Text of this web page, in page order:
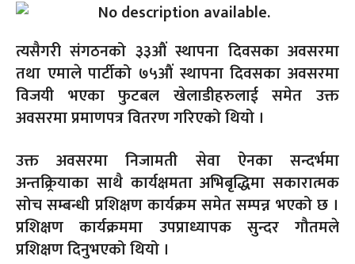
त्यसैगरी संगठनको ३३औं स्थापना दिवसका अवसरमा
तथा एमाले पार्टीको ७५औं स्थापना दिवसका अवसरमा
विजयी भएका फुटबल खेलाडीहरुलाई समेत उक्त
अवसरमा प्रमाणपत्र वितरण गरिएको थियो ।
उक्त अवसरमा निजामती सेवा ऐनका सन्दर्भमा
अन्तक्र्रियाका साथै कार्यक्षमता अभिबृद्धिमा सकारात्मक
सोच सम्बन्धी प्रशिक्षण कार्यक्रम समेत सम्पन्न भएको छ ।
प्रशिक्षण कार्यक्रममा उपप्राध्यापक सुन्दर गौतमले
प्रशिक्षण दिनुभएको थियो ।